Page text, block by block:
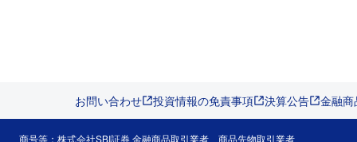
お問い合わせ 投資情報の免責事項 決算公告 金融
商号等：株式会社SBI証券 金融商品取引業者、商品先物取引業者